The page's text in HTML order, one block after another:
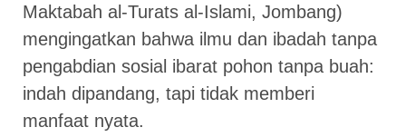
Maktabah al-Turats al-Islami, Jombang)
mengingatkan bahwa ilmu dan ibadah tanpa
pengabdian sosial ibarat pohon tanpa buah:
indah dipandang, tapi tidak memberi
manfaat nyata.